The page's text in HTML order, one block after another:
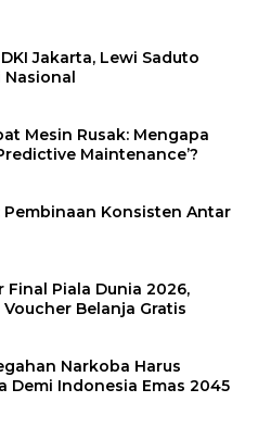
Jakarta, Lewi Saduto
Nasional
Mesin Rusak: Mengapa
Maintenance’?
Pembinaan Konsisten Antar
Piala Dunia 2026,
Belanja Gratis
Narkoba Harus
Demi Indonesia Emas 2045